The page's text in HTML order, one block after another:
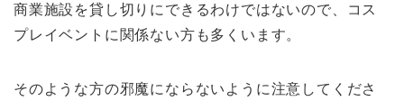
商業施設を貸し切りにできるわけではないので、コス
プレイベントに関係ない方も多くいます。
そのような方の邪魔にならないように注意してくださ